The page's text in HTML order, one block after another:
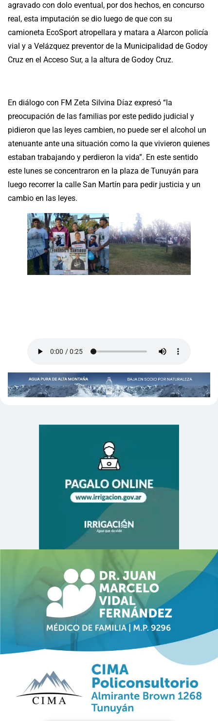
agravado con dolo eventual, por dos hechos, en concurso
real, esta imputación se dio luego de que con su
camioneta EcoSport atropellara y matara a Alarcon policía
vial y a Velázquez preventor de la Municipalidad de Godoy
Cruz en el Acceso Sur, a la altura de Godoy Cruz.
En diálogo con FM Zeta Silvina Díaz expresó “la
preocupación de las familias por este pedido judicial y
pidieron que las leyes cambien, no puede ser el alcohol un
atenuante ante una situación como la que vivieron quienes
estaban trabajando y perdieron la vida”. En este sentido
este lunes se concentraron en la plaza de Tunuyán para
luego recorrer la calle San Martín para pedir justicia y un
cambio en las leyes.